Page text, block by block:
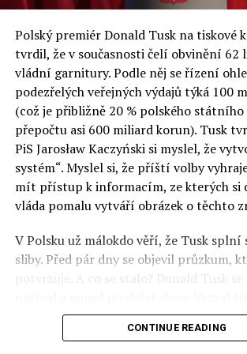
a východní Evropě.
Otázky spojené s vývojem umělé
fóru AI zvláště diskutovanou oblastí.
zahrnovat vyhrazenou tematickou trať
panelů, prezentací, workshopů a
Budou diskutovány klíčové otázky vlivu
inteligence ve společnosti, ale i v
komerčních služeb. Budou se
výzvy, kterým bude muset trh čelit tváří
technologickým změnám. Účastníci fóra
technologií umělé inteligence v mnoha
umožní Evropské unii obnovit
vztahu ke globálním ekonomikám a
Polský premiér Donald Tusk na tiskové
tvrdil, že v současnosti čelí obvinění 62
vládní garnitury. Podle něj se řízení
podezřelých veřejných výdajů týká 100
(což je přibližně 20 % polského
přepočtu asi 600 miliard korun). Tusk
PiS Jarosław Kaczyński si myslel, že
systém“. Myslel si, že příští volby
mít přístup k informacím, ze kterých si
vláda pomalu vytváří obrázek o těchto
V Polsku už málokdo věří, že Tusk splní
sliby. Před pár dny se objevil průzkum,
potvrzuje. A co se stalo? Donald Tusk se
před kamerami podepsali dohodu o
ti poslušně ono divadlo předvedli.
CONTINUE READING